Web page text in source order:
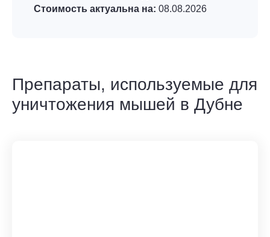
Стоимость актуальна на: 08.08.2026
Препараты, используемые для
уничтожения мышей в Дубне